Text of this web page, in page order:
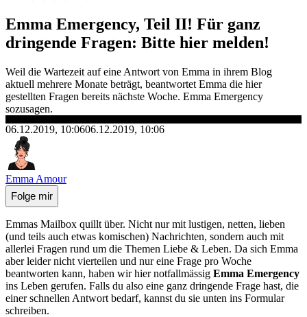
Emma Emergency, Teil II! Für ganz
dringende Fragen: Bitte hier melden!
Weil die Wartezeit auf eine Antwort von Emma in ihrem Blog
aktuell mehrere Monate beträgt, beantwortet Emma die hier
gestellten Fragen bereits nächste Woche. Emma Emergency
sozusagen.
06.12.2019, 10:0606.12.2019, 10:06
Emma Amour
Folge mir
Emmas Mailbox quillt über. Nicht nur mit lustigen, netten, lieben
(und teils auch etwas komischen) Nachrichten, sondern auch mit
allerlei Fragen rund um die Themen Liebe & Leben. Da sich Emma
aber leider nicht vierteilen und nur eine Frage pro Woche
beantworten kann, haben wir hier notfallmässig Emma Emergency
ins Leben gerufen. Falls du also eine ganz dringende Frage hast, die
einer schnellen Antwort bedarf, kannst du sie unten ins Formular
schreiben.